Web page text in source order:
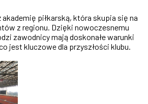
piłkarską, która skupia się na
z regionu. Dzięki nowoczesnemu
zawodnicy mają doskonałe warunki
jest kluczowe dla przyszłości klubu.